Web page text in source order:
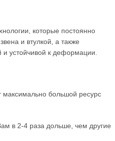
которые постоянно
и втулкой, а также
устойчивой к деформации.
максимально большой ресурс
в 2-4 раза дольше, чем другие